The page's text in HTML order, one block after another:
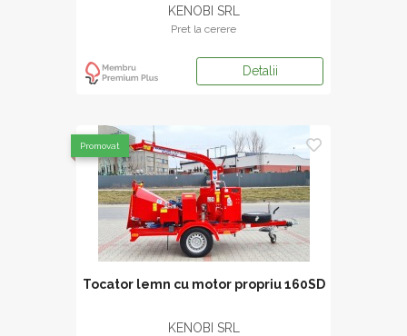
KENOBI SRL
Pret la cerere
Detalii
Tocator lemn cu motor propriu 160SD
KENOBI SRL
Promovat